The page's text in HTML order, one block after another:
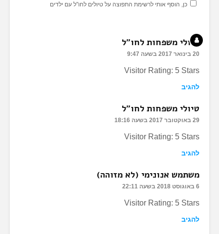
כן, הוסף אותי לרשימת התפוצה על טיולים לחו"ל עם ילדים
טיולי משפחות לחו"ל
20 בינואר 2017 בשעה 9:47
Visitor Rating: 5 Stars
להגיב
טיולי משפחות לחו"ל
29 באוקטובר 2017 בשעה 18:16
Visitor Rating: 5 Stars
להגיב
משתמש אנונימי (לא מזוהה)
6 באוגוסט 2018 בשעה 22:11
Visitor Rating: 5 Stars
להגיב